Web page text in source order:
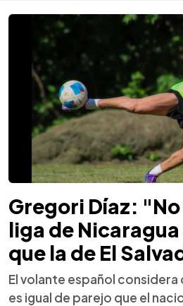
Gregori Díaz:
liga de
que la de El
El volante español
es igual de parejo que el